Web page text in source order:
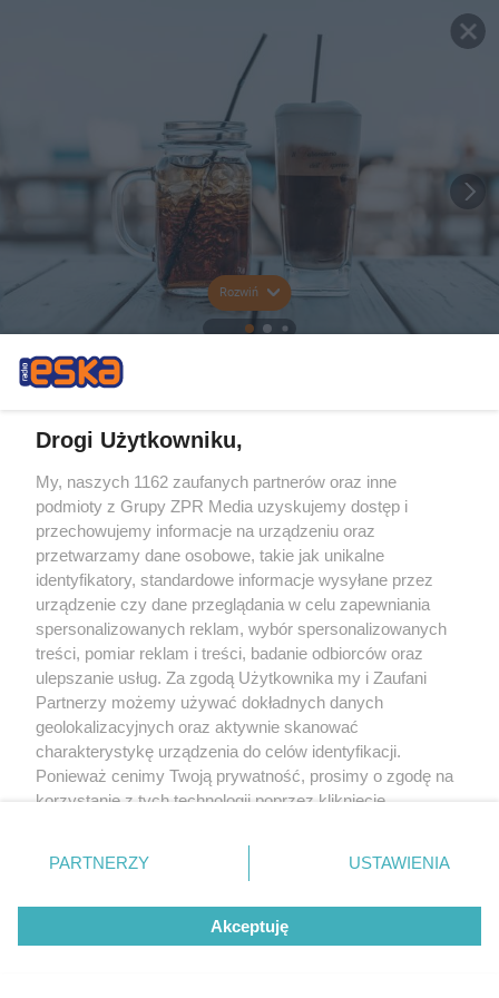
Rozwiń
Drogi Użytkowniku,
My, naszych 1162 zaufanych partnerów oraz inne
podmioty z Grupy ZPR Media uzyskujemy dostęp i
przechowujemy informacje na urządzeniu oraz
przetwarzamy dane osobowe, takie jak unikalne
identyfikatory, standardowe informacje wysyłane przez
urządzenie czy dane przeglądania w celu zapewniania
spersonalizowanych reklam, wybór spersonalizowanych
treści, pomiar reklam i treści, badanie odbiorców oraz
ulepszanie usług. Za zgodą Użytkownika my i Zaufani
Partnerzy możemy używać dokładnych danych
geolokalizacyjnych oraz aktywnie skanować
charakterystykę urządzenia do celów identyfikacji.
Ponieważ cenimy Twoją prywatność, prosimy o zgodę na
korzystanie z tych technologii poprzez kliknięcie
zmienić/wycofać klikając przycisk ustawień prywatności
znajdujący się w lewym dolnym rogu strony
rodzaje przetwarzania danych nie wymagają zgody
użytkownika, ale masz prawo sprzeciwić się takiemu
przetwarzaniu. Preferencje będą miały zastosowanie tylko
PARTNERZY USTAWIENIA
Akceptuję